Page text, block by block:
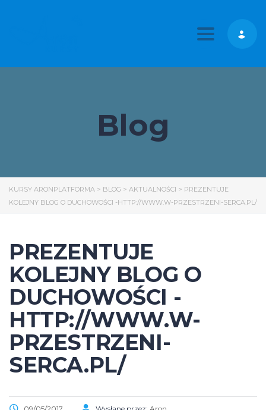
Toggle
Blog
KURSY ARONPLATFORMA > BLOG > AKTUALNOŚCI > PREZENTUJE
KOLEJNY BLOG O DUCHOWOŚCI -HTTP://WWW.W-PRZESTRZENI-SERCA.PL/
PREZENTUJE
KOLEJNY BLOG O
DUCHOWOŚCI -
HTTP://WWW.W-
PRZESTRZENI-
SERCA.PL/